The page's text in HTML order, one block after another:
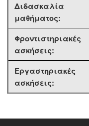
Διδασκαλία
μαθήματος:
Φροντιστηριακές
ασκήσεις:
Εργαστηριακές
ασκήσεις: